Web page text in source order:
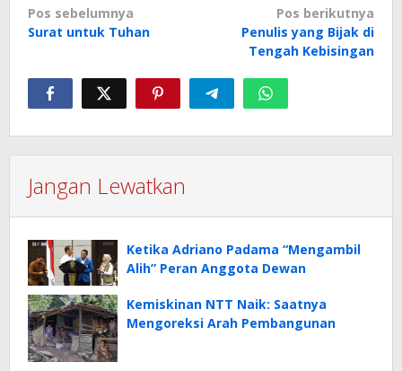
Navigasi
pos
Pos sebelumnya
Surat untuk Tuhan
Pos berikutnya
Penulis yang Bijak di
Tengah Kebisingan
Jangan Lewatkan
Ketika Adriano Padama “Mengambil
Alih” Peran Anggota Dewan
Kemiskinan NTT Naik: Saatnya
Mengoreksi Arah Pembangunan